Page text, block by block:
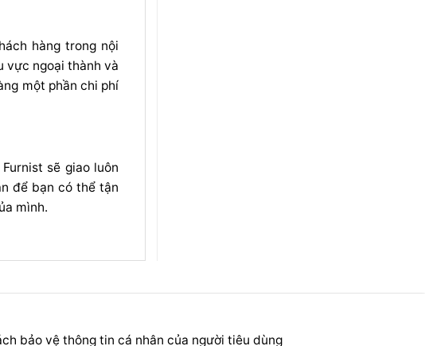
hàng trong nội
vực ngoại thành và
một phần chi phí
sẽ giao luôn
để bạn có thể tận
mình.
bảo vệ thông tin cá nhân của người tiêu dùng